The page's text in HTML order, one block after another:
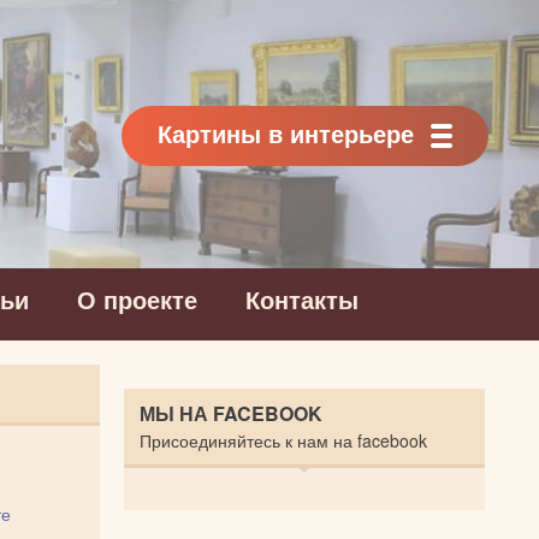
Картины в интерьере
О проекте Контакты
МЫ НА FACEBOOK
Присоединяйтесь к нам на facebook